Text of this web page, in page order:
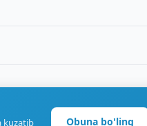
kuzatib
Obuna bo'ling